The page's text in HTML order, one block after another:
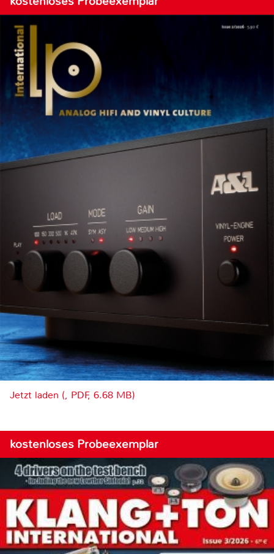
Jetzt laden (, PDF, 6.68 MB)
kostenloses Probeexemplar